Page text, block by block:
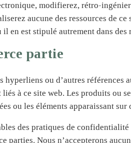
modifierez, rétro-
aucune des ressources de
il en est stipulé autrement dans
partie
hyperliens ou d’autres références
à ce site web. Les produits ou
ou les éléments apparaissant
des pratiques de
parties. Nous n’accepterons